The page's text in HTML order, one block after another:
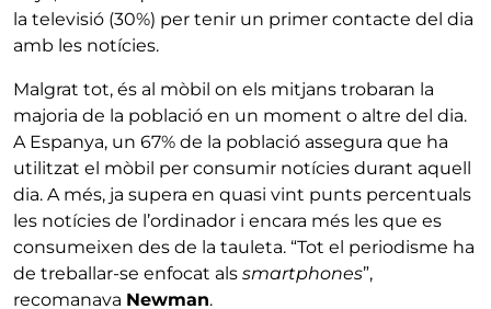
la televisió (30%) per tenir un primer contacte del dia
amb les notícies.
Malgrat tot, és al mòbil on els mitjans trobaran la
majoria de la població en un moment o altre del dia.
A Espanya, un 67% de la població assegura que ha
utilitzat el mòbil per consumir notícies durant aquell
dia. A més, ja supera en quasi vint punts percentuals
les notícies de l’ordinador i encara més les que es
consumeixen des de la tauleta. “Tot el periodisme ha
de treballar-se enfocat als smartphones”,
recomanava Newman.